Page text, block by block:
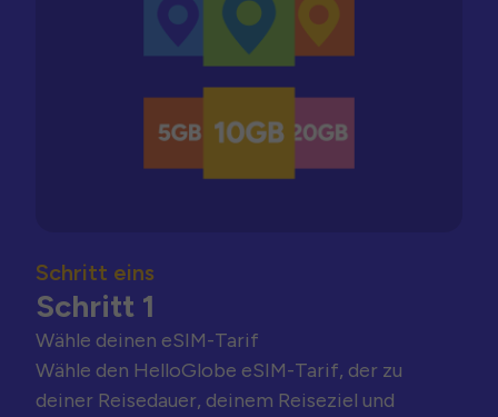
Schritt eins
Schritt 1
Wähle deinen eSIM-Tarif
Wähle den HelloGlobe eSIM-Tarif, der zu
deiner Reisedauer, deinem Reiseziel und